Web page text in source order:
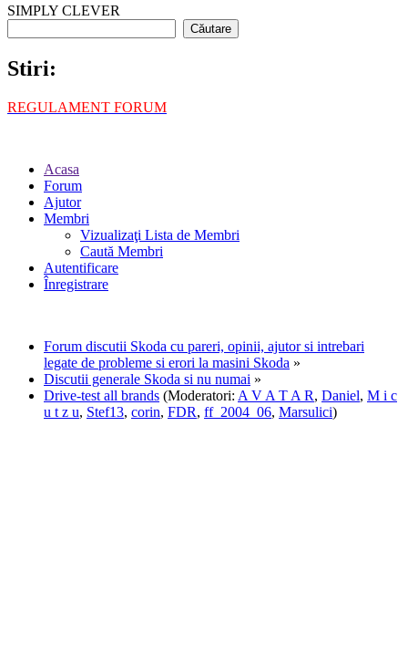
SIMPLY CLEVER
Stiri:
REGULAMENT FORUM
Acasa
Forum
Ajutor
Membri
Vizualizaţi Lista de Membri
Caută Membri
Autentificare
Înregistrare
Forum discutii Skoda cu pareri, opinii, ajutor si intrebari
legate de probleme si erori la masini Skoda »
Discutii generale Skoda si nu numai »
Drive-test all brands (Moderatori: A V A T A R, Daniel, M i c
u t z u, Stef13, corin, FDR, ff_2004_06, Marsulici)